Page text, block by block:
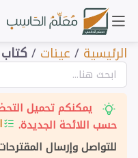
الرئيسية / عينات /
يمكنكم تحميل
حسب اللائحة الجديدة.
للتواصل وإرسال